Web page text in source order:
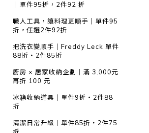
｜單件95折，2件92 折
職人工具，讓料理更順手｜單件95
折，任選2件92折
把洗衣變順手｜Freddy Leck 單件
88折・2件85折
廚房 × 居家收納企劃｜滿 3,000元
再折 100 元
冰箱收納道具｜單件9折・2件88
折
清潔日常升級｜單件85折・2件75